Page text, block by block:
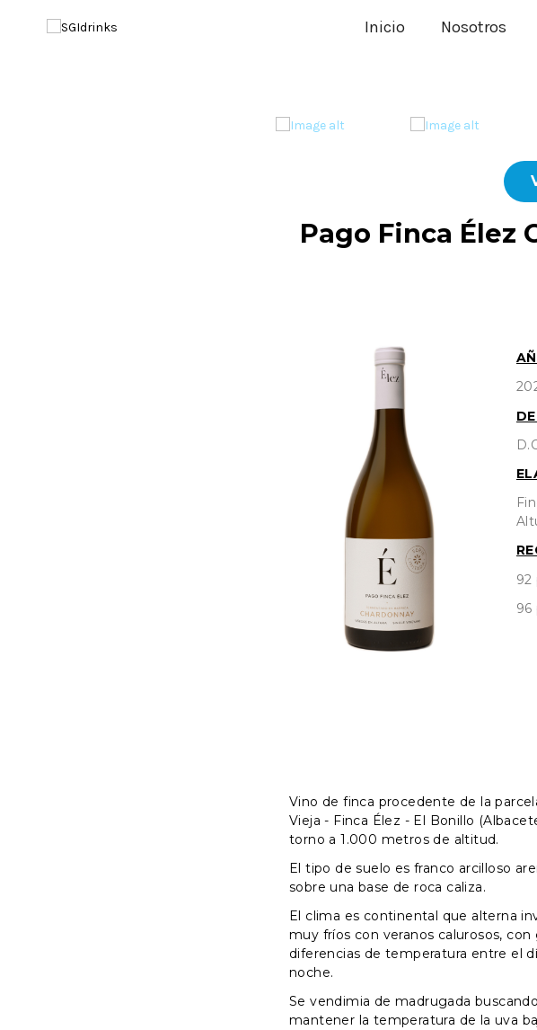
Inicio Nosotros
Pago Finca Élez
92
96
Vino de finca procedente de la
Vieja - Finca Élez - El Bonillo
torno a 1.000 metros de altitud.
El tipo de suelo es franco arcilloso
sobre una base de roca caliza.
El clima es continental que alterna
muy fríos con veranos calurosos, con
diferencias de temperatura entre el
noche.
Se vendimia de madrugada buscando
mantener la temperatura de la uva